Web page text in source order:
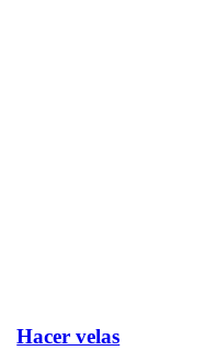
Hacer velas